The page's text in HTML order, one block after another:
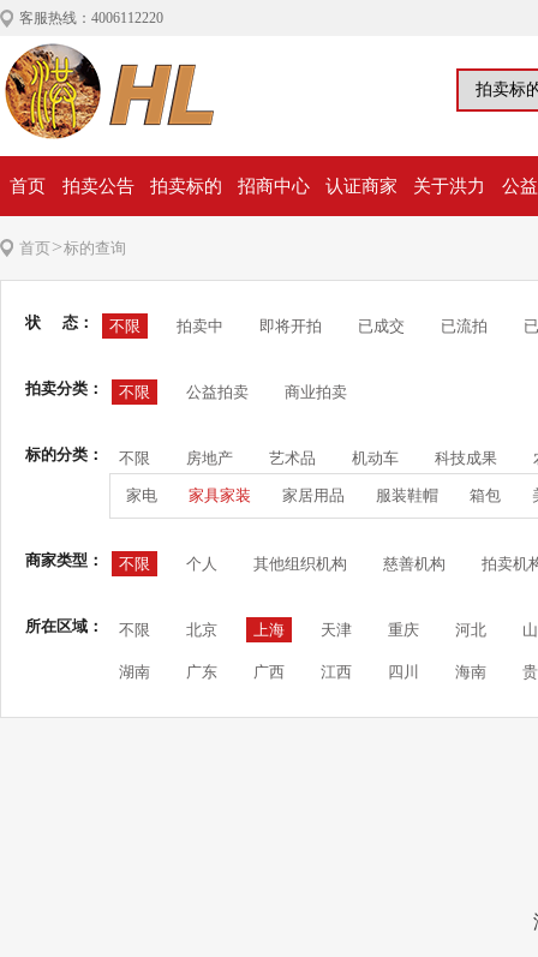
客服热线：4006112220
首页 拍卖公告 拍卖标的 招商中心 认证商家 关于洪力 公
首页>标的查询
状 态： 不限 拍卖中 即将开拍 已成交 已流拍
拍卖分类： 不限 公益拍卖 商业拍卖
标的分类： 不限 房地产 艺术品 机动车 科技成果
家电 家具家装 家居用品 服装鞋帽 箱包
商家类型： 不限 个人 其他组织机构 慈善机构 拍卖机
所在区域： 不限 北京 上海 天津 重庆 河北
湖南 广东 广西 江西 四川 海南